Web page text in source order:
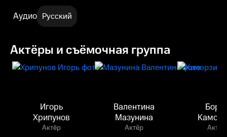
Аудио Русский
Актёры и съёмочная группа
Игорь
Хрипунов
Актёр
Валентина
Мазунина
Актёр Актёр